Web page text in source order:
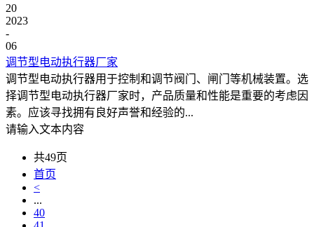
20
2023
-
06
调节型电动执行器厂家
调节型电动执行器用于控制和调节阀门、闸门等机械装置。选
择调节型电动执行器厂家时，产品质量和性能是重要的考虑因
素。应该寻找拥有良好声誉和经验的...
请输入文本内容
共49页
首页
<
...
40